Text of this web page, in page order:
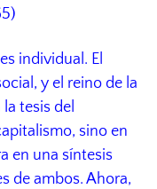
individual. El
y el reino de la
tesis del
sino en
en una síntesis
de ambos. Ahora,